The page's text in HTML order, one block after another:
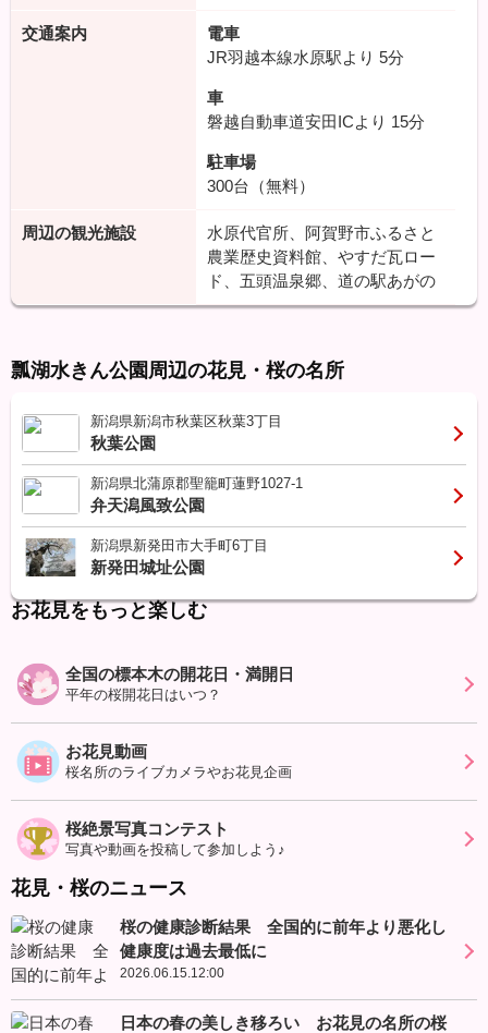
交通案内
電車
JR羽越本線水原駅より 5分
車
磐越自動車道安田ICより 15分
駐車場
300台（無料）
周辺の観光施設
水原代官所、阿賀野市ふるさと
農業歴史資料館、やすだ瓦ロー
ド、五頭温泉郷、道の駅あがの
瓢湖水きん公園周辺の花見・桜の名所
新潟県新潟市秋葉区秋葉3丁目
秋葉公園
新潟県北蒲原郡聖籠町蓮野1027-1
弁天潟風致公園
新潟県新発田市大手町6丁目
新発田城址公園
お花見をもっと楽しむ
全国の標本木の開花日・満開日
平年の桜開花日はいつ？
お花見動画
桜名所のライブカメラやお花見企画
桜絶景写真コンテスト
写真や動画を投稿して参加しよう♪
花見・桜のニュース
桜の健康診断結果 全国的に前年より悪化し
健康度は過去最低に
2026.06.15.12:00
日本の春の美しき移ろい お花見の名所の桜